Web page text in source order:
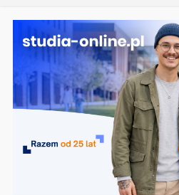
Ostatnie
wpisy:
Elektroniczne
Krakowie
Prawo w Łomży
Pedagogika
Skierniewicach
Kosmetologia w
Logistyka – studia
Szczecińskim